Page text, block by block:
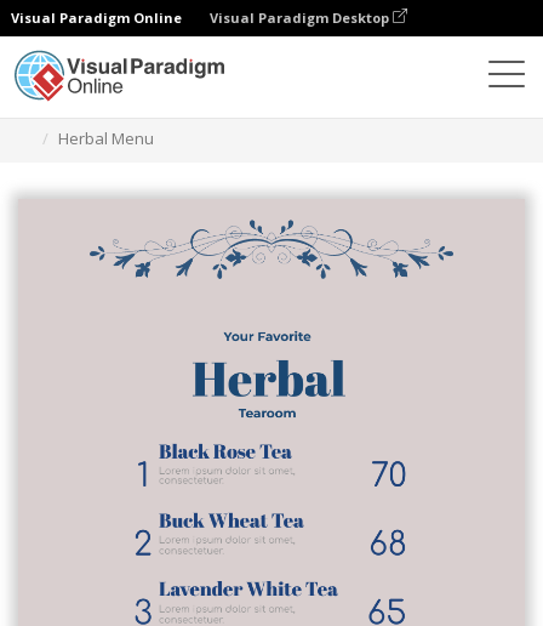
Visual Paradigm Online Visual Paradigm Desktop
Herbal Menu